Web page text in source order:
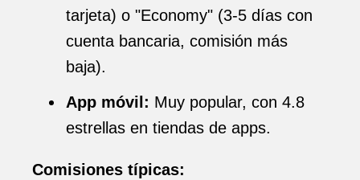
tarjeta) o "Economy" (3-5 días con
cuenta bancaria, comisión más
baja).
App móvil: Muy popular, con 4.8
estrellas en tiendas de apps.
Comisiones típicas: